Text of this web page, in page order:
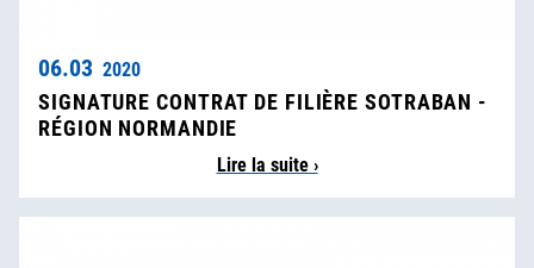
06.03 2020
SIGNATURE CONTRAT DE FILIÈRE SOTRABAN -
RÉGION NORMANDIE
Lire la suite ›